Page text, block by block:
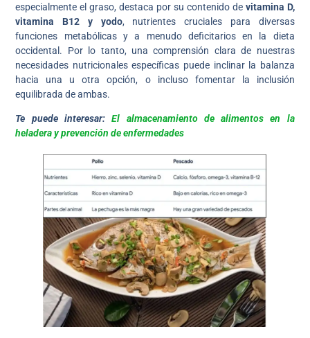
especialmente el graso, destaca por su contenido de vitamina D,
vitamina B12 y yodo, nutrientes cruciales para diversas
funciones metabólicas y a menudo deficitarios en la dieta
occidental. Por lo tanto, una comprensión clara de nuestras
necesidades nutricionales específicas puede inclinar la balanza
hacia una u otra opción, o incluso fomentar la inclusión
equilibrada de ambas.
Te puede interesar:El almacenamiento de alimentos en la
heladera y prevención de enfermedades